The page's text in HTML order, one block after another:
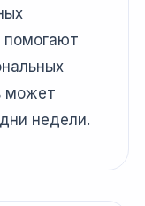
помогают
может
недели.